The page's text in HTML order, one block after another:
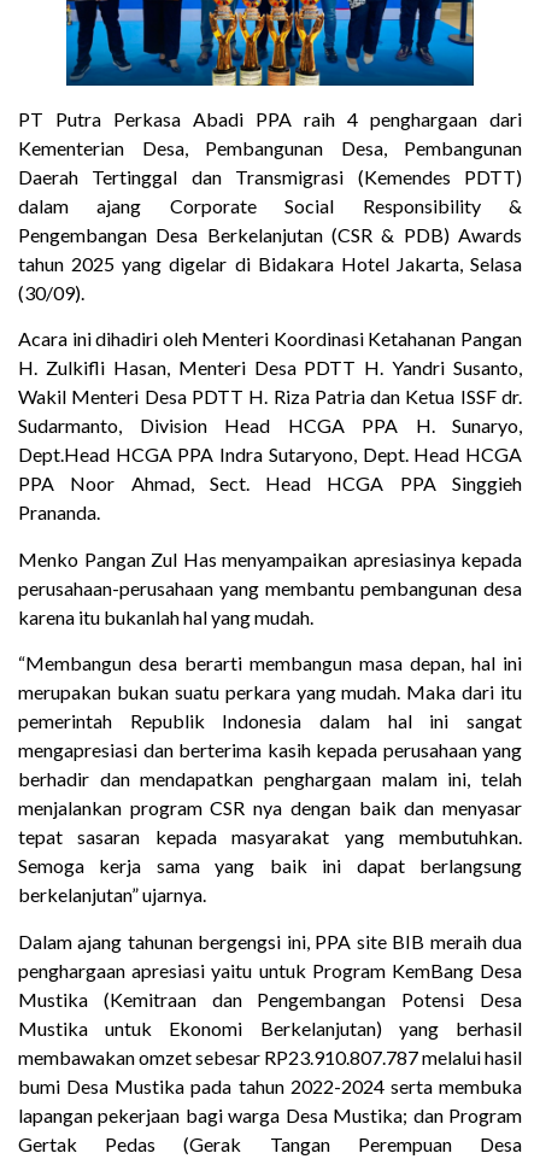
PT Putra Perkasa Abadi PPA raih 4 penghargaan dari
Kementerian Desa, Pembangunan Desa, Pembangunan
Daerah Tertinggal dan Transmigrasi (Kemendes PDTT)
dalam ajang Corporate Social Responsibility &
Pengembangan Desa Berkelanjutan (CSR & PDB) Awards
tahun 2025 yang digelar di Bidakara Hotel Jakarta, Selasa
(30/09).
Acara ini dihadiri oleh Menteri Koordinasi Ketahanan Pangan
H. Zulkifli Hasan, Menteri Desa PDTT H. Yandri Susanto,
Wakil Menteri Desa PDTT H. Riza Patria dan Ketua ISSF dr.
Sudarmanto, Division Head HCGA PPA H. Sunaryo,
Dept.Head HCGA PPA Indra Sutaryono, Dept. Head HCGA
PPA Noor Ahmad, Sect. Head HCGA PPA Singgieh
Prananda.
Menko Pangan Zul Has menyampaikan apresiasinya kepada
perusahaan-perusahaan yang membantu pembangunan desa
karena itu bukanlah hal yang mudah.
“Membangun desa berarti membangun masa depan, hal ini
merupakan bukan suatu perkara yang mudah. Maka dari itu
pemerintah Republik Indonesia dalam hal ini sangat
mengapresiasi dan berterima kasih kepada perusahaan yang
berhadir dan mendapatkan penghargaan malam ini, telah
menjalankan program CSR nya dengan baik dan menyasar
tepat sasaran kepada masyarakat yang membutuhkan.
Semoga kerja sama yang baik ini dapat berlangsung
berkelanjutan” ujarnya.
Dalam ajang tahunan bergengsi ini, PPA site BIB meraih dua
penghargaan apresiasi yaitu untuk Program KemBang Desa
Mustika (Kemitraan dan Pengembangan Potensi Desa
Mustika untuk Ekonomi Berkelanjutan) yang berhasil
membawakan omzet sebesar RP23.910.807.787 melalui hasil
bumi Desa Mustika pada tahun 2022-2024 serta membuka
lapangan pekerjaan bagi warga Desa Mustika; dan Program
Gertak Pedas (Gerak Tangan Perempuan Desa